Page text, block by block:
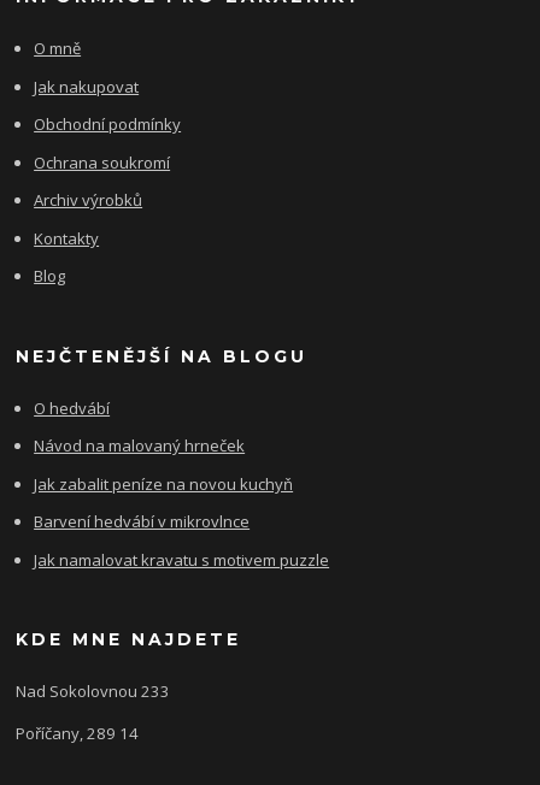
O mně
Jak nakupovat
Obchodní podmínky
Ochrana soukromí
Archiv výrobků
Kontakty
Blog
NEJČTENĚJŠÍ NA BLOGU
O hedvábí
Návod na malovaný hrneček
Jak zabalit peníze na novou kuchyň
Barvení hedvábí v mikrovlnce
Jak namalovat kravatu s motivem puzzle
KDE MNE NAJDETE
Nad Sokolovnou 233
Poříčany, 289 14